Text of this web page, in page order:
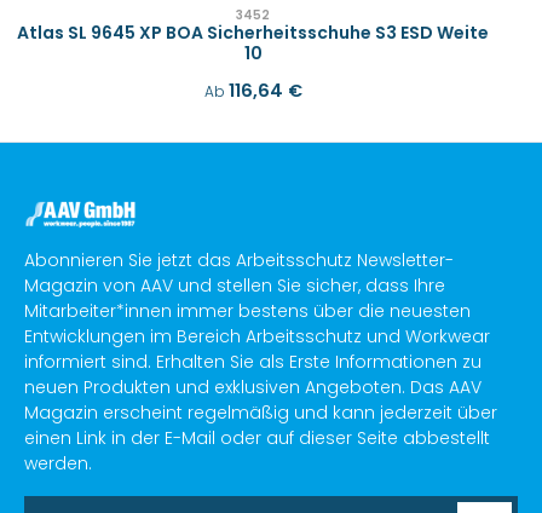
3452
Atlas SL 9645 XP BOA Sicherheitsschuhe S3 ESD Weite
10
Regulärer Preis:
Ab 116,64 €
Abonnieren Sie jetzt das Arbeitsschutz Newsletter-
Magazin von AAV und stellen Sie sicher, dass Ihre
Mitarbeiter*innen immer bestens über die neuesten
Entwicklungen im Bereich Arbeitsschutz und Workwear
informiert sind. Erhalten Sie als Erste Informationen zu
neuen Produkten und exklusiven Angeboten. Das AAV
Magazin erscheint regelmäßig und kann jederzeit über
einen Link in der E-Mail oder auf dieser Seite abbestellt
werden.